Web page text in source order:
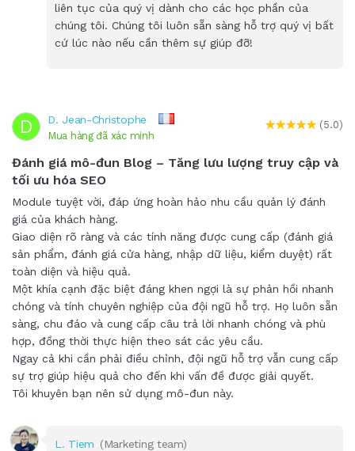
liên tục của quý vị dành cho các học phần của
chúng tôi. Chúng tôi luôn sẵn sàng hỗ trợ quý vị bất
cứ lúc nào nếu cần thêm sự giúp đỡ!
D D. Jean-Christophe
Mua hàng đã xác minh
(5.0)
Đánh giá mô-đun Blog – Tăng lưu lượng truy cập và
tối ưu hóa SEO
Module tuyệt vời, đáp ứng hoàn hảo nhu cầu quản lý đánh
giá của khách hàng.
Giao diện rõ ràng và các tính năng được cung cấp (đánh giá
sản phẩm, đánh giá cửa hàng, nhập dữ liệu, kiểm duyệt) rất
toàn diện và hiệu quả.
Một khía cạnh đặc biệt đáng khen ngợi là sự phản hồi nhanh
chóng và tính chuyên nghiệp của đội ngũ hỗ trợ. Họ luôn sẵn
sàng, chu đáo và cung cấp câu trả lời nhanh chóng và phù
hợp, đồng thời thực hiện theo sát các yêu cầu.
Ngay cả khi cần phải điều chỉnh, đội ngũ hỗ trợ vẫn cung cấp
sự trợ giúp hiệu quả cho đến khi vấn đề được giải quyết.
Tôi khuyên bạn nên sử dụng mô-đun này.
L. Tiem (Marketing team)